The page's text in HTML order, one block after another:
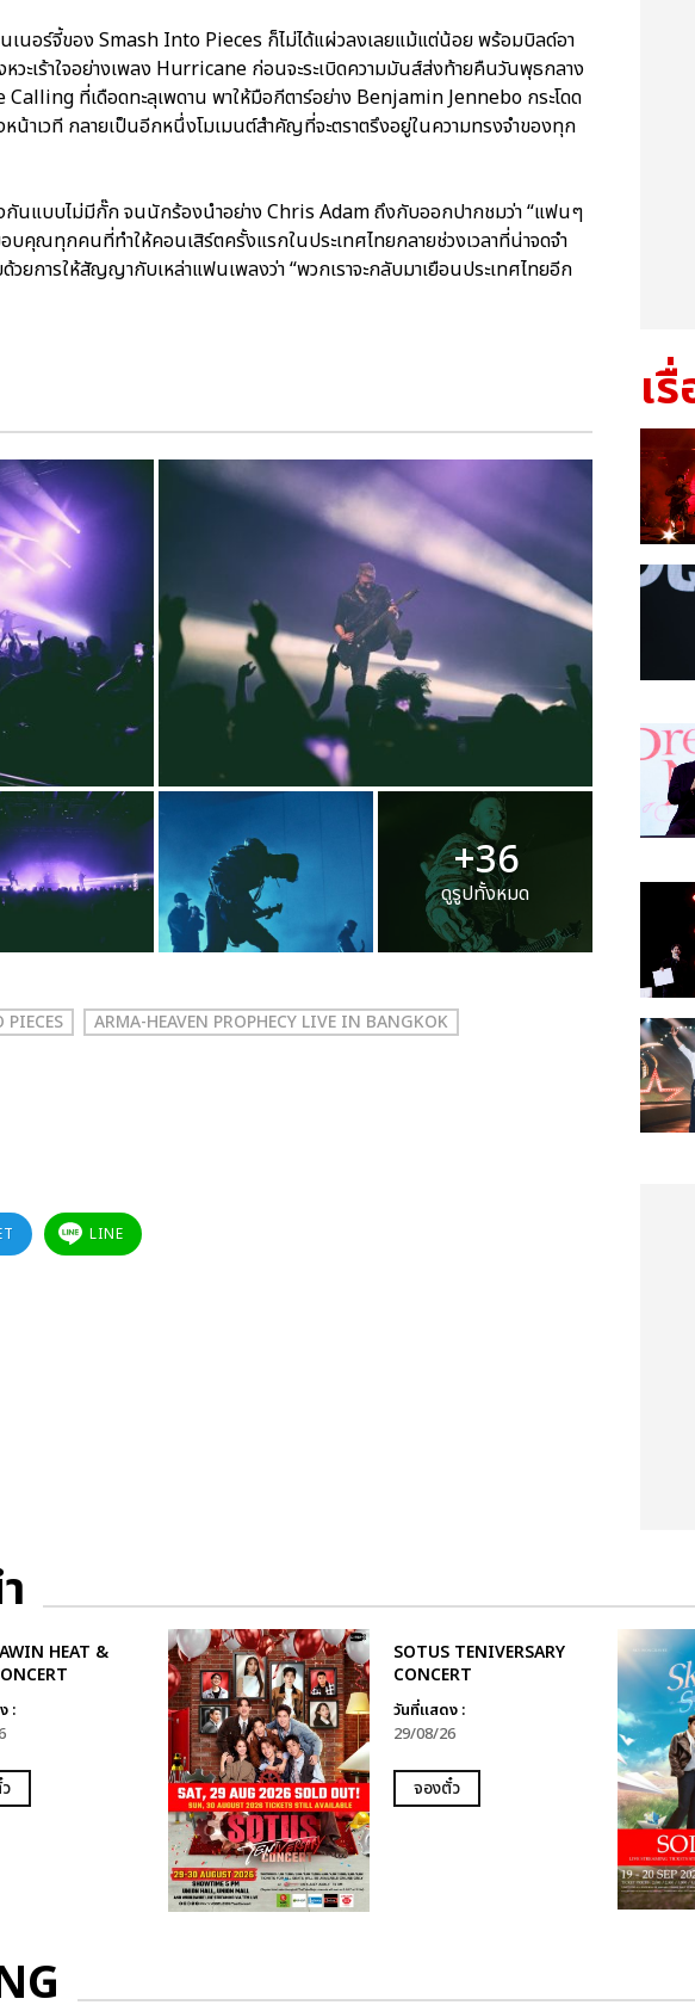
นเนอร์จี้ของ Smash Into Pieces ก็ไม่ได้แผ่วลงเลยแม้แต่น้อย พร้อมบิลด์อา
ะเร้าใจอย่างเพลง Hurricane ก่อนจะระเบิดความมันส์ส่งท้ายคืนวันพุธกลาง
ที่เดือดทะลุเพดาน พาให้มือกีตาร์อย่าง Benjamin Jennebo กระโดด
าเวที กลายเป็นอีกหนึ่งโมเมนต์สำคัญที่จะตราตรึงอยู่ในความทรงจำของทุก
งกันแบบไม่มีกั๊ก จนนักร้องนำอย่าง Chris Adam ถึงกับออกปากชมว่า “แฟนๆ
บคุณทุกคนที่ทำให้คอนเสิร์ตครั้งแรกในประเทศไทยกลายช่วงเวลาที่น่าจดจำ
ยการให้สัญญากับเหล่าแฟนเพลงว่า “พวกเราจะกลับมาเยือนประเทศไทยอีก
+36
ดูรูปทั้งหมด
ARMA-HEAVEN PROPHECY LIVE IN BANGKOK
LINE
เ
HEAT &
:
SOTUS TENIVERSARY
CONCERT
วันที่แสดง :
29/08/26
จองตั๋ว